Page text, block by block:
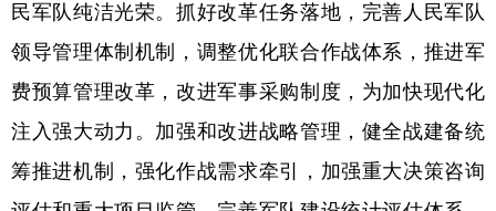
民军队纯洁光荣。抓好改革任务落地，完善人民军队
领导管理体制机制，调整优化联合作战体系，推进军
费预算管理改革，改进军事采购制度，为加快现代化
注入强大动力。加强和改进战略管理，健全战建备统
筹推进机制，强化作战需求牵引，加强重大决策咨询